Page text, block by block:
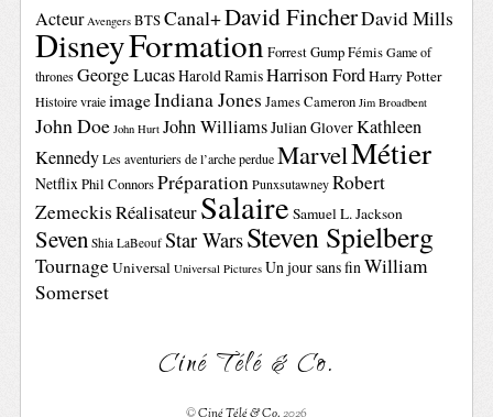
Acteur Avengers BTSCanal+David FincherDavid Mills
DisneyFormationForrest GumpFémis Game of
thrones George LucasHarold RamisHarrison FordHarry Potter
Histoire vraie imageIndiana Jones James Cameron Jim Broadbent
John Doe John Hurt John WilliamsJulian GloverKathleen
Kennedy Les aventuriers de l’arche perdue MarvelMétier
NetflixPhil ConnorsPréparation Punxsutawney Robert
ZemeckisRéalisateurSalaire Samuel L. Jackson
Seven Shia LaBeouf Star WarsSteven Spielberg
TournageUniversal Universal Pictures Un jour sans finWilliam
Somerset
Ciné Télé & Co.